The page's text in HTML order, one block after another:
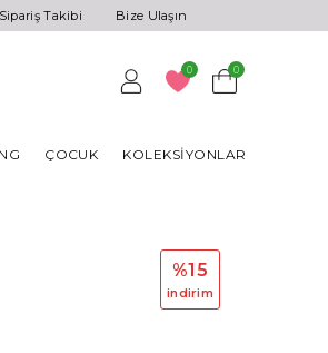
Sipariş Takibi Bize Ulaşın
0 0
ÇOCUK KOLEKSIYONLAR
%15
i̇ndi̇ri̇m